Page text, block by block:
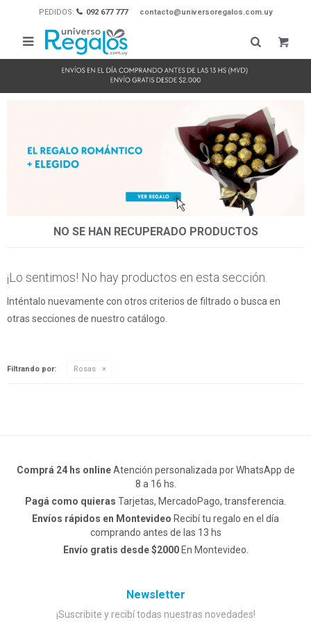
PEDIDOS: 092 677 777 contacto@universoregalos.com.uy

NO SE HAN RECUPERADO PRODUCTOS
¡Lo sentimos! No hay productos en esta sección.
Inténtalo nuevamente con otros criterios de filtrado o busca en
otras secciones de nuestro catálogo.
Filtrando por: Rosas
Comprá 24 hs onlineAtención personalizada por WhatsApp de
8 a 16 hs.
Pagá como quieras Tarjetas, MercadoPago, transferencia.
Envíos rápidos en Montevideo Recibí tu regalo en el día
comprando antes de las 13 hs
Envío gratis desde $2000En Montevideo.
Newsletter
¡Suscribite y recibí todas nuestras novedades!